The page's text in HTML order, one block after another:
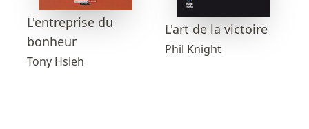
L'entreprise du
bonheur
Tony Hsieh
L'art de la victoire
Phil Knight